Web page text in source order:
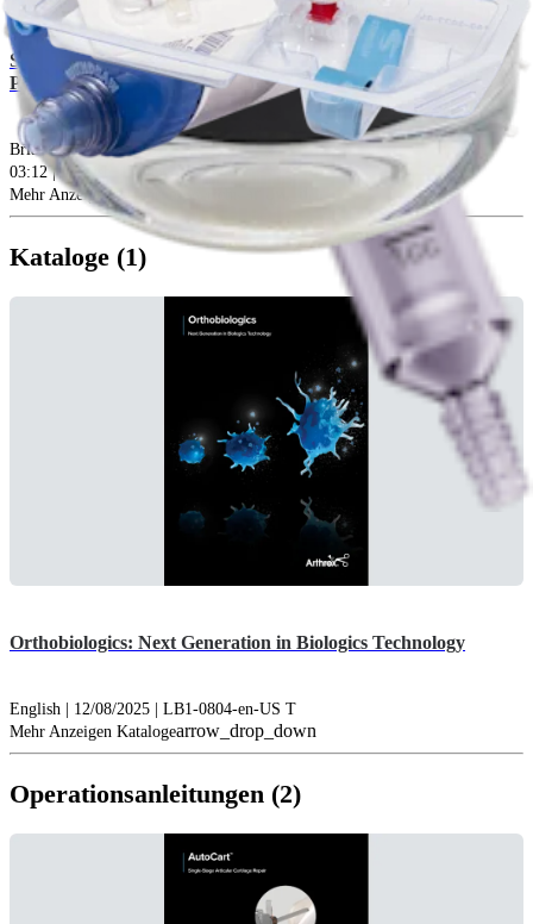
Support for the AutoCart™ Articular Cartilage Repair
Procedure
Brian J. Cole, MD, MBA |Rachel M. Frank, MD |Gian Salzmann, MD
03:12 | English | 09/05/2023 | VID1-004114-en-US A
Mehr Anzeigen Erfahrungsberichte
arrow_drop_down
Kataloge (1)
Orthobiologics: Next Generation in Biologics Technology
English | 12/08/2025 | LB1-0804-en-US T
Mehr Anzeigen Katalogearrow_drop_down
Operationsanleitungen (2)